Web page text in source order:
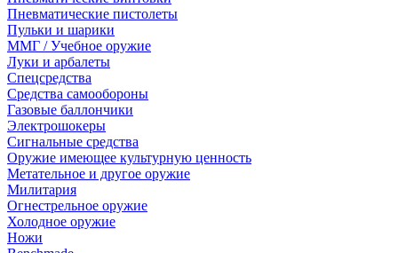
Пневматические пистолеты
Пульки и шарики
ММГ / Учебное оружие
Луки и арбалеты
Спецсредства
Средства самообороны
Газовые баллончики
Электрошокеры
Сигнальные средства
Оружие имеющее культурную ценность
Метательное и другое оружие
Милитария
Огнестрельное оружие
Холодное оружие
Ножи